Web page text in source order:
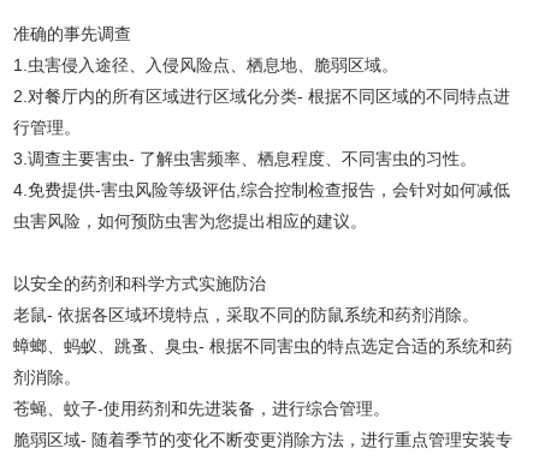
准确的事先调查
1.虫害侵入途径、入侵风险点、栖息地、脆弱区域。
2.对餐厅内的所有区域进行区域化分类- 根据不同区域的不同特点进
行管理。
3.调查主要害虫- 了解虫害频率、栖息程度、不同害虫的习性。
4.免费提供-害虫风险等级评估,综合控制检查报告，会针对如何减低
虫害风险，如何预防虫害为您提出相应的建议。
以安全的药剂和科学方式实施防治
老鼠- 依据各区域环境特点，采取不同的防鼠系统和药剂消除。
蟑螂、蚂蚁、跳蚤、臭虫- 根据不同害虫的特点选定合适的系统和药
剂消除。
苍蝇、蚊子-使用药剂和先进装备，进行综合管理。
脆弱区域- 随着季节的变化不断变更消除方法，进行重点管理安装专